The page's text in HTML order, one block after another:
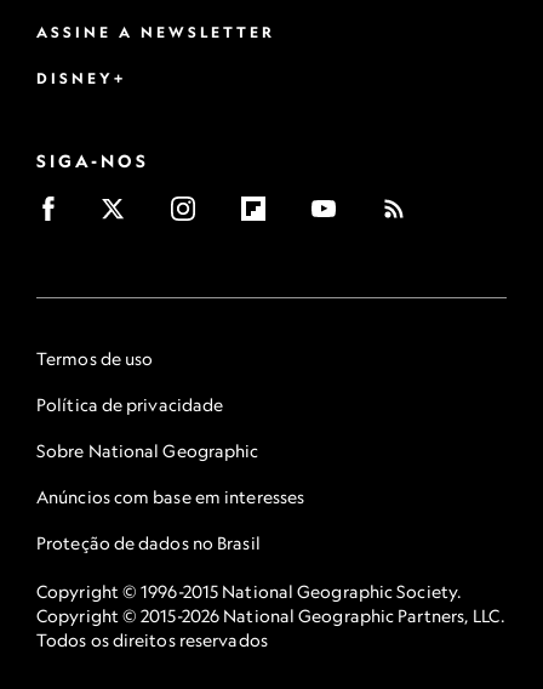
ASSINE A NEWSLETTER
DISNEY+
SIGA-NOS
Termos de uso
Política de privacidade
Sobre National Geographic
Anúncios com base em interesses
Proteção de dados no Brasil
Copyright © 1996-2015 National Geographic Society.
Copyright © 2015-2026 National Geographic Partners, LLC.
Todos os direitos reservados